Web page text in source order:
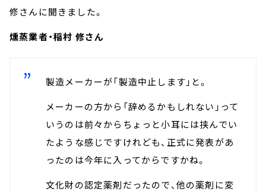
修さんに聞きました。
燻蒸業者・稲村 修さん
製造メーカーが「製造中止します」と。
メーカーの方から「辞めるかもしれない」って
いうのは前々からちょっと小耳には挟んでい
たような感じですけれども、正式に発表があ
ったのは今年に入ってからですかね。
文化財の認定薬剤だったので、他の薬剤に変